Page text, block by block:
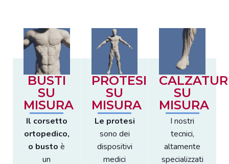
BUSTI
SU
MISURA
Il corsetto
ortopedico,
o busto è
un
PROTESI
SU
MISURA
Le protesi
sono dei
dispositivi
medici
SU
MISURA
I nostri
tecnici,
altamente
specializzati